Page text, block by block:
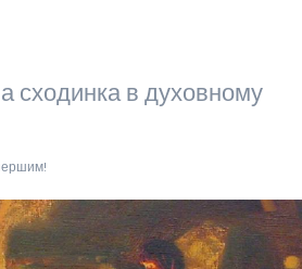
в духовному